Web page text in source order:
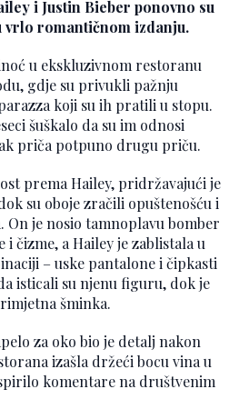
i Justin Bieber ponovno su
vrlo romantičnom izdanju.
u ekskluzivnom restoranu
gdje su privukli pažnju
koji su ih pratili u stopu.
šuškalo da su im odnosi
priča potpuno drugu priču.
prema Hailey, pridržavajući je
su oboje zračili opuštenošću i
je nosio tamnoplavu bomber
čizme, a Hailey je zablistala u
– uske pantalone i čipkasti
isticali su njenu figuru, dok je
šminka.
za oko bio je detalj nakon
izašla držeći bocu vina u
komentare na društvenim